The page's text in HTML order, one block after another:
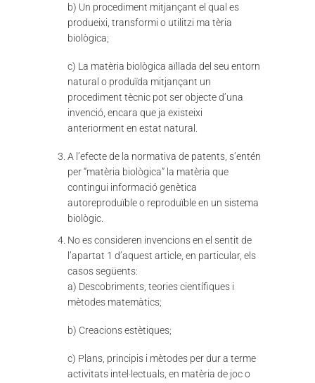
b) Un procediment mitjançant el qual es
produeixi, transformi o utilitzi ma tèria
biològica;
c) La matèria biològica aïllada del seu entorn
natural o produïda mitjançant un
procediment tècnic pot ser objecte d’una
invenció, encara que ja existeixi
anteriorment en estat natural.
A l’efecte de la normativa de patents, s’entén
per “matèria biològica” la matèria que
contingui informació genètica
autoreproduïble o reproduïble en un sistema
biològic.
No es consideren invencions en el sentit de
l’apartat 1 d’aquest article, en particular, els
casos següents:
a) Descobriments, teories científiques i
mètodes matemàtics;
b) Creacions estètiques;
c) Plans, principis i mètodes per dur a terme
activitats intel·lectuals, en matèria de joc o